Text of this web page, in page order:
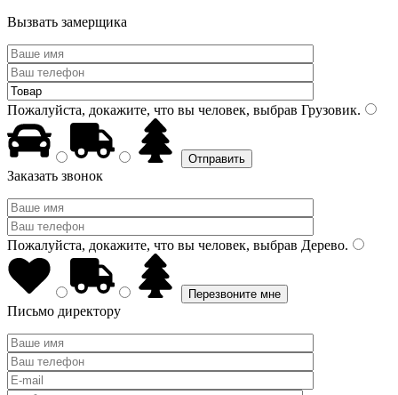
Вызвать замерщика
Пожалуйста, докажите, что вы человек, выбрав Грузовик.
Заказать звонок
Пожалуйста, докажите, что вы человек, выбрав Дерево.
Письмо директору